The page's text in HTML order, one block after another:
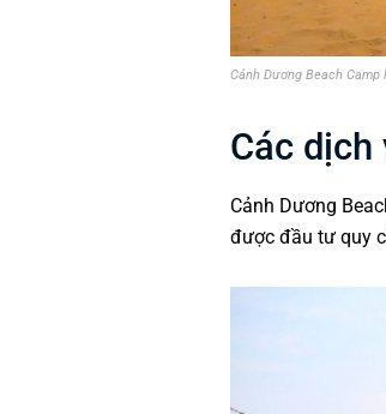
Cảnh Dương Beach
Các dịch
Cảnh Dương
được đầu tư quy